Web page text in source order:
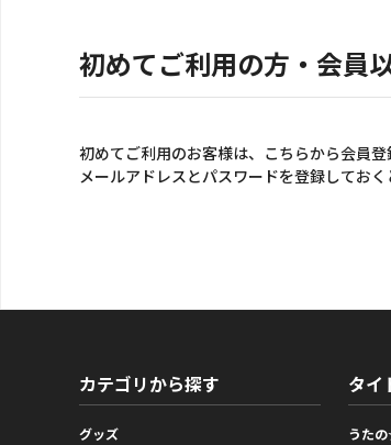
初めてご利用の方・会員
初めてご利用のお客様は、こちらから会員登
メールアドレスとパスワードを登録してお
カテゴリから探す
グッズ
タイ
うた